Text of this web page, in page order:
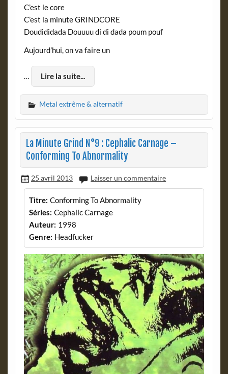
C’est le core
C’est la minute GRINDCORE
Doudididada Douuuu di di dada poum pouf
Aujourd’hui, on va faire un
… Lire la suite...
Metal extrême & alternatif
La Minute Grind N°9 : Cephalic Carnage –
Conforming To Abnormality
25 avril 2013 Laisser un commentaire
Titre: Conforming To Abnormality
Séries: Cephalic Carnage
Auteur: 1998
Genre: Headfucker